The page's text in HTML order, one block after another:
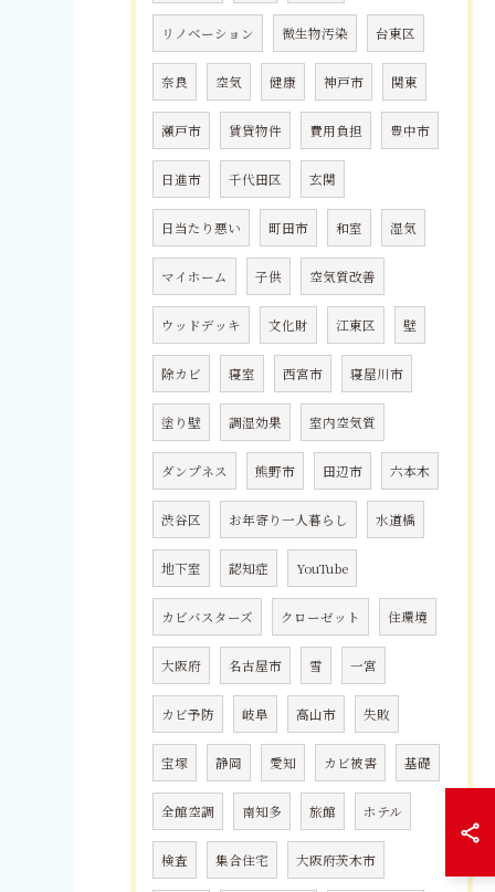
リノベーション 微生物汚染 台東区
奈良 空気 健康 神戸市 関東
瀬戸市 賃貸物件 費用負担 豊中市
日進市 千代田区 玄関
日当たり悪い 町田市 和室 湿気
マイホーム 子供 空気質改善
ウッドデッキ 文化財 江東区 壁
除カビ 寝室 西宮市 寝屋川市
塗り壁 調湿効果 室内空気質
ダンプネス 熊野市 田辺市 六本木
渋谷区 お年寄り一人暮らし 水道橋
地下室 認知症 YouTube
カビバスターズ クローゼット 住環境
大阪府 名古屋市 雪 一宮
カビ予防 岐阜 高山市 失敗
宝塚 静岡 愛知 カビ被害 基礎
全館空調 南知多 旅館 ホテル
検査 集合住宅 大阪府茨木市